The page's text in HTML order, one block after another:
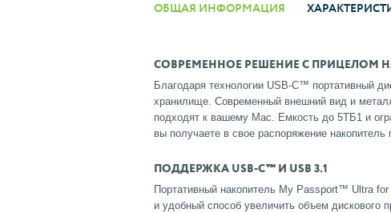
ОБЩАЯ ИНФОРМАЦИЯ
СОВРЕМЕННОЕ РЕШЕНИЕ С ПРИЦЕЛОМ
Благодаря технологии USB-C™ портативный
хранилище. Современный внешний вид и
подходят к вашему Mac. Емкость до 5ТБ1 и
вы получаете в свое распоряжение
ПОДДЕРЖКА USB-C™ И USB 3.1
Портативный накопитель My Passport™ Ultra
и удобный способ увеличить объем дискового